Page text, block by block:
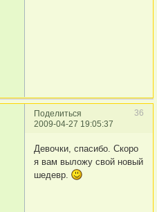
Поделиться
36
2009-04-27 19:05:37
Девочки, спасибо. Скоро
я вам выложу свой новый
шедевр.